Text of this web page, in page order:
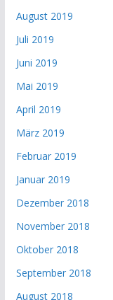
August 2019
Juli 2019
Juni 2019
Mai 2019
April 2019
März 2019
Februar 2019
Januar 2019
Dezember 2018
November 2018
Oktober 2018
September 2018
August 2018